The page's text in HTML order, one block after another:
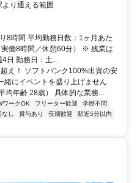
り通える範囲
8時間 平均勤務日数：1ヶ月あた
働8時間／休憩60分） ※ 残業は
日 勤務日：土...
え！ ソフトバンク100%出資の安
緒にイベントを盛り上げません
均年齢 28歳） 具体的な業務...
ワークOK フリーター歓迎
学歴不問
し 賞与あり 長期歓迎
駅近5分以内